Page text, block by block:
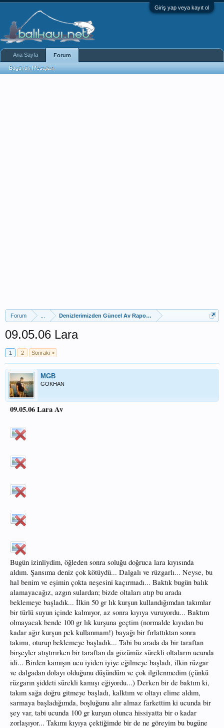
Giriş yap veya kayıt ol
Forum Denizlerimizden Güncel Av Raporları
09.05.06 Lara
1 2 Sonraki >
MGB
GOKHAN
09.05.06 Lara Av
Bugün izinliydim, öğleden sonra soluğu doğruca lara kıyısında
aldım. Şansıma deniz çok kötüydü... Dalgalı ve rüzgarlı... Neyse, bu
hal benim ve eşimin çokta neşesini kaçırmadı... Baktık bugün balık
alamayacağız, azgın sulardan; bizde oltaları atıp bu arada
beklemeye başladık... İlkin 50 gr lık kurşun kullandığımdan takımlar
bir türlü suyun içinde kalmıyor, az sonra kıyıya vuruyordu... Baktım
olmayacak bende 100 gr lık kurşuna geçtim (normalde kıyıdan bu
kadar ağır kurşun pek kullanmam!) bayağı bir fırlattıktan sonra
takımı, oturup beklemeye başladık... Tabi bu arada da bir taraftan
birşeyler atıştırırken bir taraftan da gözümüz sürekli oltaların ucunda
idi... Birden kamışın ucu iyiden iyiye eğilmeye başladı, ilkin rüzgar
ve dalgadan dolayı olduğunu düşündüm ve çok ilgilenmedim (çünkü
rüzgarın şiddeti sürekli kamışı eğiyordu...) Derken bir de baktım ki,
takım sağa doğru gitmeye başladı, kalktım ve oltayı elime aldım,
sarmaya başladığımda, boşluğunu alır almaz farkettim ki ucunda bir
şey var, tabi ucunda 100 gr kurşun olunca hissiyatta bir o kadar
zorlaşıyor... Takımı kıyıya çektiğimde bir de ne göreyim bu bugüne
Ana Sayfa Forum
Bugünün Mesajları